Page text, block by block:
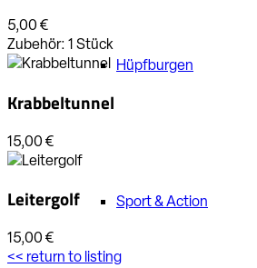
Hüpfburgen
Sport & Action
5,00 €
Zubehör: 1 Stück
Krabbeltunnel
15,00 €
Leitergolf
15,00 €
<< return to listing